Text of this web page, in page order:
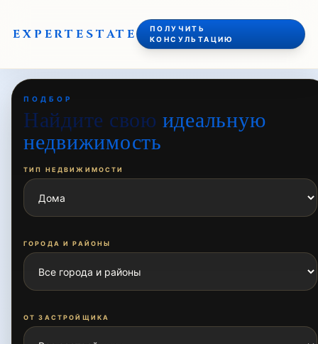
EXPERTESTATE
ПОЛУЧИТЬ
КОНСУЛЬТАЦИЮ
ПОДБОР
Найдите свою идеальную
недвижимость
ТИП НЕДВИЖИМОСТИ
ГОРОДА И РАЙОНЫ
ОТ ЗАСТРОЙЩИКА